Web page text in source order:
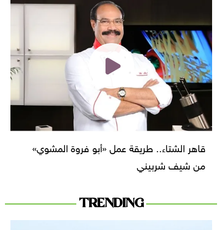
قاهر الشتاء.. طريقة عمل «أبو فروة المشوي»
من شيف شربيني
TRENDING